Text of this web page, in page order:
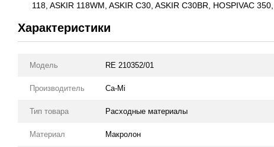
118, ASKIR 118WM, ASKIR C30, ASKIR C30BR, HOSPIVAC
Характеристики
Модель RE 210352/01
Производитель Ca-Mi
Тип товара Расходные материалы
Материал Макролон